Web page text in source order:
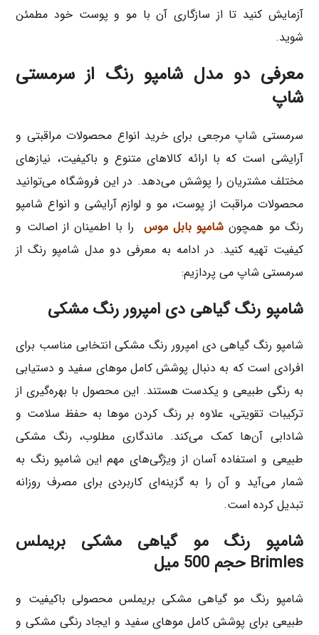
آزمایش کنید تا از سازگاری آن با مو و پوست خود مطمئن
شوید.
معرفی دو مدل شامپو رنگ از سرمستی
شاپ
سرمستی شاپ مرجعی برای خرید انواع محصولات مراقبتی و
آرایشی است که با ارائه کالاهای متنوع و باکیفیت، نیازهای
مختلف مشتریان را پوشش می‌دهد. در این فروشگاه می‌توانید
محصولات مراقبت از پوست، مو و لوازم آرایشی و انواع شامپو
رنگ مو همچون شامپو بابل موسرا با اطمینان از اصالت و
کیفیت تهیه کنید. در ادامه به معرفی دو مدل شامپو رنگ از
سرمستی شاپ می پردازیم:
شامپو رنگ گیاهی دی امپرور رنگ مشکی
شامپو رنگ گیاهی دی امپرور رنگ مشکی انتخابی مناسب برای
افرادی است که به دنبال پوشش کامل موهای سفید و دستیابی
به رنگی طبیعی و یکدست هستند. این محصول با بهره‌گیری از
ترکیبات تقویتی، علاوه بر رنگ کردن موها به حفظ سلامت و
شادابی آن‌ها کمک می‌کند. ماندگاری مطلوب، رنگ مشکی
طبیعی و استفاده آسان از ویژگی‌های مهم این شامپو رنگ به
شمار می‌آید و آن را به گزینه‌ای کاربردی برای مصرف روزانه
تبدیل کرده است.
شامپو رنگ مو گیاهی مشکی بریملس
Brimles حجم 500 میل
شامپو رنگ مو گیاهی مشکی بریملس محصولی باکیفیت و
طبیعی برای پوشش کامل موهای سفید و ایجاد رنگی مشکی و